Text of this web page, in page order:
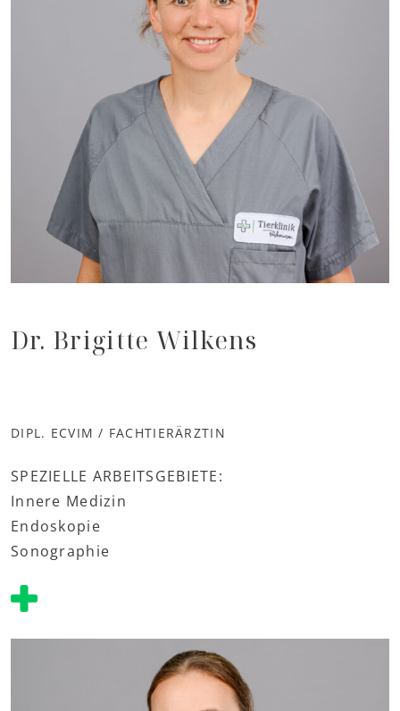
Dr. Brigitte Wilkens
DIPL. ECVIM / FACHTIERÄRZTIN
SPEZIELLE ARBEITSGEBIETE:
Innere Medizin
Endoskopie
Sonographie